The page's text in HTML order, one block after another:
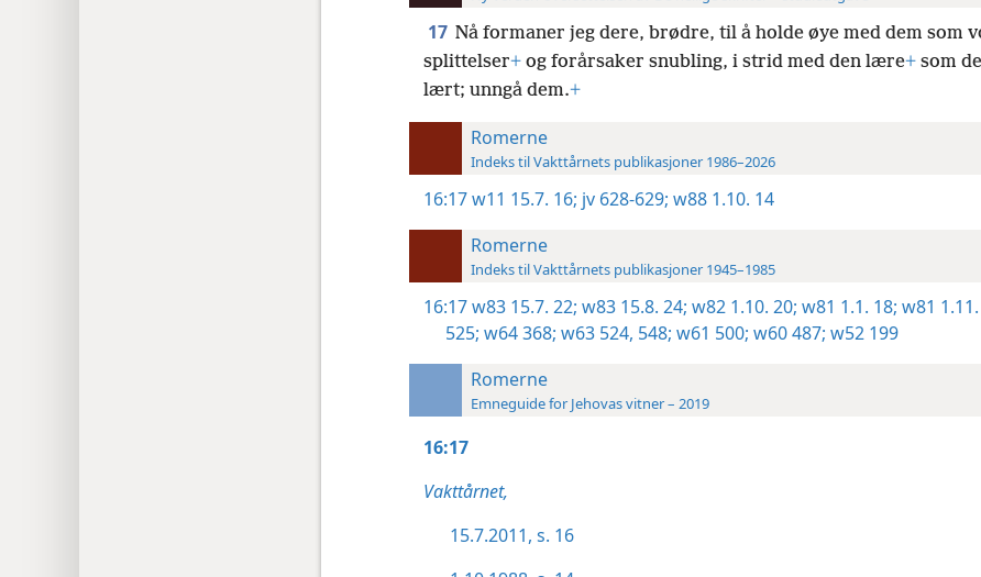
17 Nå formaner jeg dere, brødre, til å holde øye med dem som
splittelser+og forårsaker snubling, i strid med den lære+som
lært; unngå dem.+
Romerne
Indeks til Vakttårnets publikasjoner 1986–2026
16:17w11 15.7. 16; jv 628-629; w88 1.10. 14
Romerne
Indeks til Vakttårnets publikasjoner 1945–1985
16:17w83 15.7. 22; w83 15.8. 24; w82 1.10. 20; w81 1.1. 18; w81
525; w64 368; w63 524, 548; w61 500; w60 487; w52 199
Romerne
Emneguide for Jehovas vitner – 2019
16:17
Vakttårnet,
15.7.2011, s. 16